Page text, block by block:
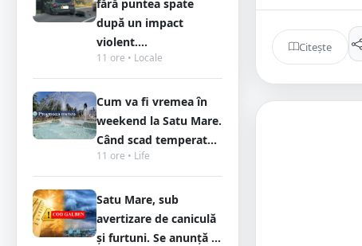
fără puntea spate
după un impact
violent....
11 ore • Locale
Cum va fi vremea în
weekend la Satu Mare.
Când scad temperat...
11 ore • Life
Satu Mare, sub
avertizare de caniculă
și furtuni. Se anunță ...
Citește